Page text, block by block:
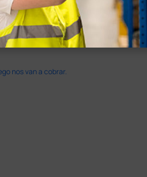
nos van a cobrar.